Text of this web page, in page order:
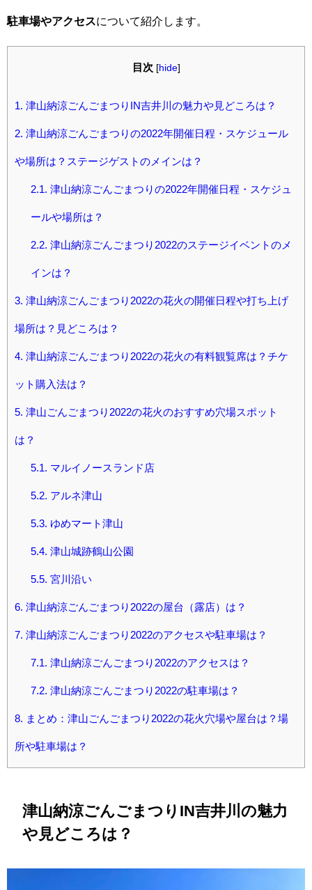
駐車場やアクセスについて紹介します。
目次 [hide]
1. 津山納涼ごんごまつりIN吉井川の魅力や見どころは？
2. 津山納涼ごんごまつりの2022年開催日程・スケジュール
や場所は？ステージゲストのメインは？
2.1. 津山納涼ごんごまつりの2022年開催日程・スケジュ
ールや場所は？
2.2. 津山納涼ごんごまつり2022のステージイベントのメ
インは？
3. 津山納涼ごんごまつり2022の花火の開催日程や打ち上げ
場所は？見どころは？
4. 津山納涼ごんごまつり2022の花火の有料観覧席は？チケ
ット購入法は？
5. 津山ごんごまつり2022の花火のおすすめ穴場スポット
は？
5.1. マルイノースランド店
5.2. アルネ津山
5.3. ゆめマート津山
5.4. 津山城跡鶴山公園
5.5. 宮川沿い
6. 津山納涼ごんごまつり2022の屋台（露店）は？
7. 津山納涼ごんごまつり2022のアクセスや駐車場は？
7.1. 津山納涼ごんごまつり2022のアクセスは？
7.2. 津山納涼ごんごまつり2022の駐車場は？
8. まとめ：津山ごんごまつり2022の花火穴場や屋台は？場
所や駐車場は？
津山納涼ごんごまつりIN吉井川の魅力
や見どころは？